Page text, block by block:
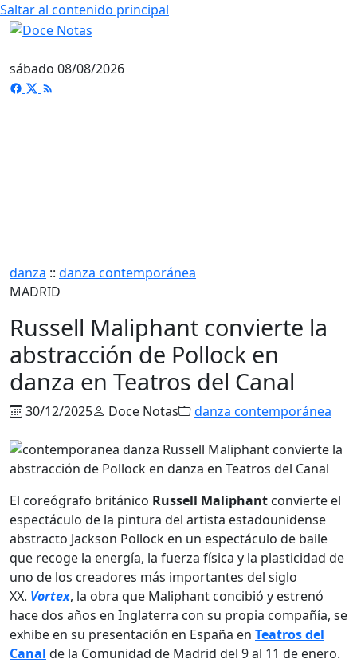
Saltar al contenido principal
sábado 08/08/2026
danza :: danza contemporánea
MADRID
Russell Maliphant convierte la
abstracción de Pollock en
danza en Teatros del Canal
30/12/2025 Doce Notas danza contemporánea
El coreógrafo británico Russell Maliphant convierte el
espectáculo de la pintura del artista estadounidense
abstracto Jackson Pollock en un espectáculo de baile
que recoge la energía, la fuerza física y la plasticidad de
uno de los creadores más importantes del siglo
XX. Vortex, la obra que Maliphant concibió y estrenó
hace dos años en Inglaterra con su propia compañía, se
exhibe en su presentación en España en Teatros del
Canal de la Comunidad de Madrid del 9 al 11 de enero.